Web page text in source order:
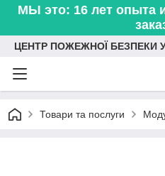
МЫ это: 16 лет опыта
ЦЕНТР ПОЖЕЖНОЇ БЕЗПЕКИ
Товари та послуги